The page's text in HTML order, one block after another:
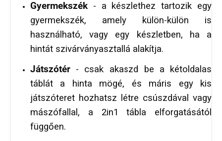
Gyermekszék - a készlethez tartozik egy
gyermekszék, amely külön-külön is
használható, vagy egy készletben, ha a
hintát szivárványasztallá alakítja.
Játszótér - csak akaszd be a kétoldalas
táblát a hinta mögé, és máris egy kis
játszóteret hozhatsz létre csúszdával vagy
mászófallal, a 2in1 tábla elforgatásától
függően.